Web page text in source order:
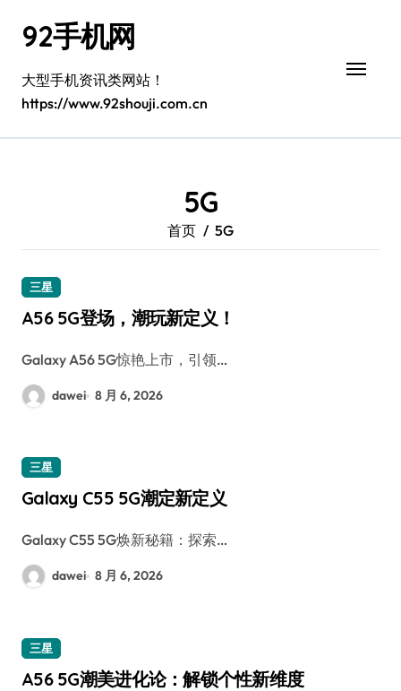
92手机网
大型手机资讯类网站！
https://www.92shouji.com.cn
5G
首页 5G
三星
A56 5G登场，潮玩新定义！
Galaxy A56 5G惊艳上市，引领…
dawei 8 月 6, 2026
三星
Galaxy C55 5G潮定新定义
Galaxy C55 5G焕新秘籍：探索…
dawei 8 月 6, 2026
三星
A56 5G潮美进化论：解锁个性新维度